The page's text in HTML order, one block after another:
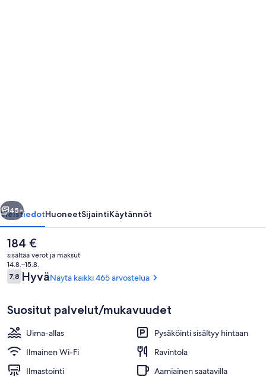
Ulkouima-allas
Seuraava
45+
YleistiedotHuoneetSijaintiKäytännöt
Nykyinen
hinta
on
184 €
184 €
sisältää verot ja maksut
14.8.–15.8.
Arvostelut
7,87,8 kautta 10.
HyväNäytä kaikki 465 arvostelua
Suositut palvelut/mukavuudet
Uima-allas
Pysäköinti sisältyy hintaan
Ilmainen Wi-Fi
Ravintola
Ilmastointi
Aamiainen saatavilla